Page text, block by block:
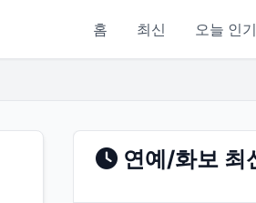
홈 최신 오늘 인기
연예/화보 최